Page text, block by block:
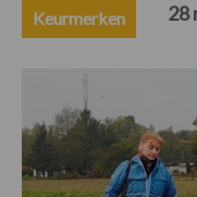
Keurmerken 28